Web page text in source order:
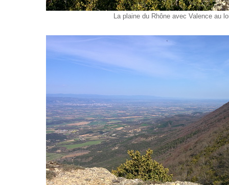
La plaine du Rhône avec Valence au